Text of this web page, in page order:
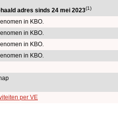
adres sinds 24 mei 2023(1)
in KBO.
in KBO.
in KBO.
in KBO.
per VE